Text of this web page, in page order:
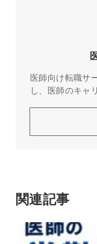
医師向け転職サ
し、医師のキャ
関連記事